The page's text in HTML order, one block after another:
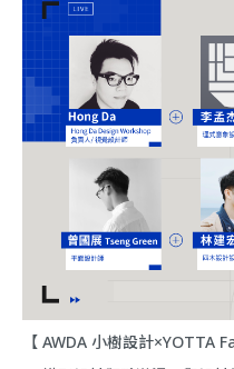
【 AWDA 小樹設計×YOTTA